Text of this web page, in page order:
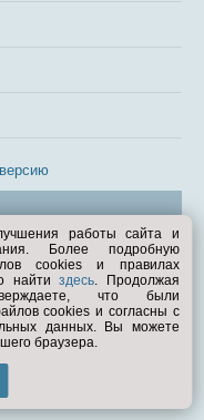
работы сайта и
Более подробную
cookies и правилах
найтиздесь. Продолжая
что были
cookies и согласны с
данных. Вы можете
браузера.